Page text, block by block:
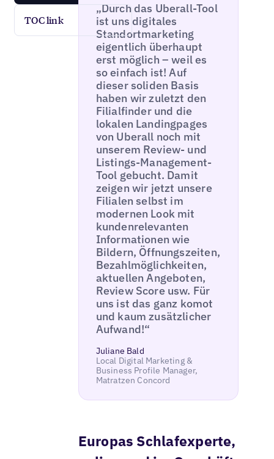
TOC link
„Durch das Uberall-Tool
ist uns digitales
Standortmarketing
eigentlich überhaupt
erst möglich – weil es
so einfach ist! Auf
dieser soliden Basis
haben wir zuletzt den
Filialfinder und die
lokalen Landingpages
von Uberall noch mit
unserem Review- und
Listings-Management-
Tool gebucht. Damit
zeigen wir jetzt unsere
Filialen selbst im
modernen Look mit
kundenrelevanten
Informationen wie
Bildern, Öffnungszeiten,
Bezahlmöglichkeiten,
aktuellen Angeboten,
Review Score usw. Für
uns ist das ganz komot
und kaum zusätzlicher
Aufwand!“
Juliane Bald
Local Digital Marketing &
Business Profile Manager,
Matratzen Concord
Europas Schlafexperte,